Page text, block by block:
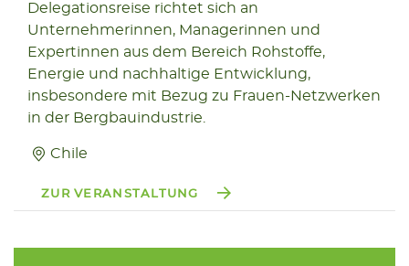
Delegationsreise richtet sich an
Unternehmerinnen, Managerinnen und
Expertinnen aus dem Bereich Rohstoffe,
Energie und nachhaltige Entwicklung,
insbesondere mit Bezug zu Frauen-Netzwerken
in der Bergbauindustrie.
Chile
ZUR VERANSTALTUNG